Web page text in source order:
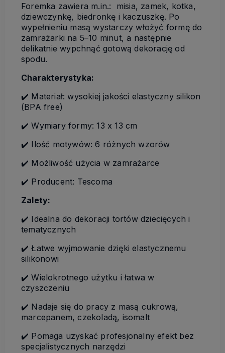
Foremka zawiera m.in.: misia, zamek, kotka,
dziewczynkę, biedronkę i kaczuszkę. Po
wypełnieniu masą wystarczy włożyć formę do
zamrażarki na 5–10 minut, a następnie
delikatnie wypchnąć gotową dekorację od
spodu.
Charakterystyka:
✔️ Materiał: wysokiej jakości elastyczny silikon
(BPA free)
✔️ Wymiary formy: 13 x 13 cm
✔️ Ilość motywów: 6 różnych wzorów
✔️ Możliwość użycia w zamrażarce
✔️ Producent: Tescoma
Zalety:
✔️ Idealna do dekoracji tortów dziecięcych i
tematycznych
✔️ Łatwe wyjmowanie dzięki elastycznemu
silikonowi
✔️ Wielokrotnego użytku i łatwa w
czyszczeniu
✔️ Nadaje się do pracy z masą cukrową,
marcepanem, czekoladą, isomalt
✔️ Pomaga uzyskać profesjonalny efekt bez
specjalistycznych narzędzi